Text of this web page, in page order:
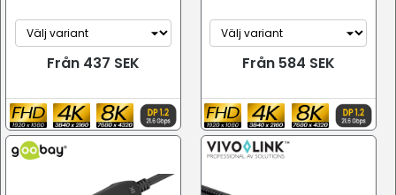
Från 437 SEK Från 584 SEK